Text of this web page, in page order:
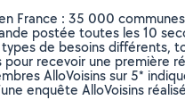
France : 35 000
postée toutes les 10
de besoins différents,
pour recevoir une première
AlloVoisins sur 5*
enquête AlloVoisins